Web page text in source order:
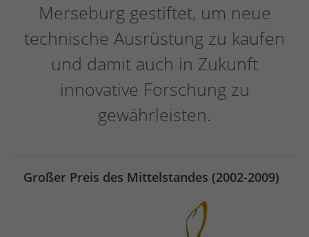
Merseburg gestiftet, um neue
technische Ausrüstung zu kaufen
und damit auch in Zukunft
innovative Forschung zu
gewährleisten.
Großer Preis des Mittelstandes (2002-2009)